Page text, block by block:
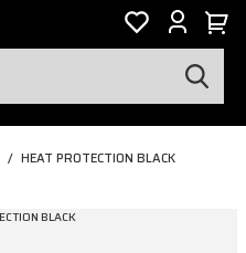
HEAT PROTECTION BLACK